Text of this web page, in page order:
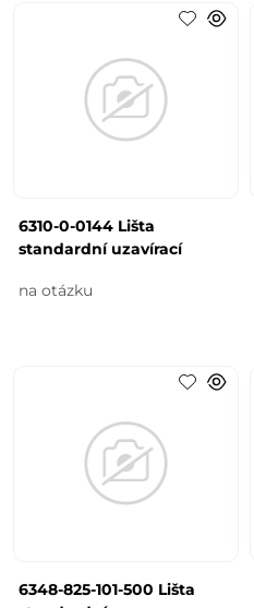
6310-0-0144 Lišta
standardní uzavírací
na otázku
6348-825-101-500 Lišta